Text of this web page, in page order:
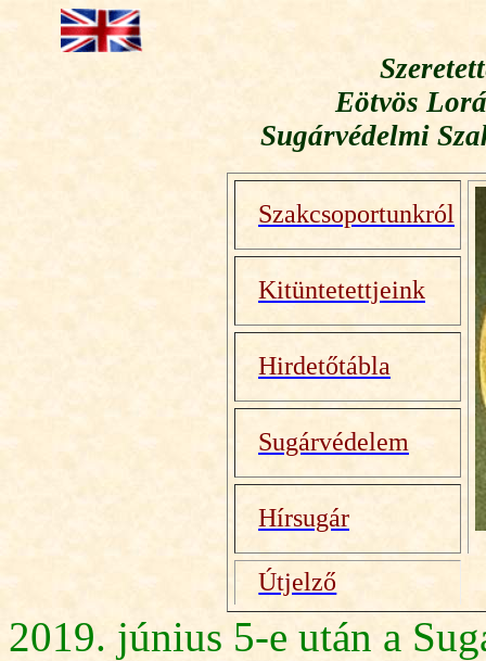
Eötvös
Sugárvédelmi
Szakcsoportunkról
Kitüntetettjeink
Hirdetőtábla
Sugárvédelem
Hírsugár
Útjelző
2019. június 5-e után a